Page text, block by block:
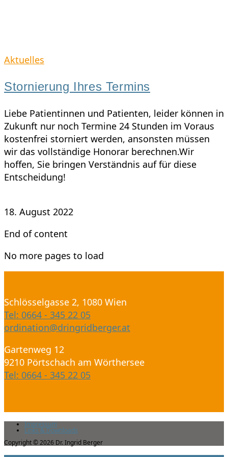
Aktuelles
Stornierung Ihres Termins
Liebe Patientinnen und Patienten, leider können in
Zukunft nur noch Termine 24 Stunden im Voraus
kostenfrei storniert werden, ansonsten müssen
wir das vollständige Honorar berechnen.Wir
hoffen, Sie bringen Verständnis auf für diese
Entscheidung!
18. August 2022
End of content
No more pages to load
Schlösselgasse 2, 1080 Wien
Tel: 0664 - 345 22 05
ordination@dringridberger.at
Gartenweg 12
9210 Pörtschach am Wörthersee
Tel: 0664 - 345 22 05
Impressum
Links & Downloads
Copyright © 2026 Dr. Ingrid Berger